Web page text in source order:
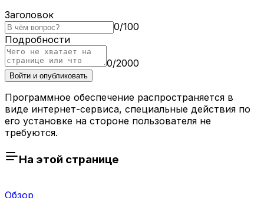
Заголовок
0/100
Подробности
0/2000
Войти и опубликовать
Программное обеспечение распространяется в
виде интернет-сервиса, специальные действия по
его установке на стороне пользователя не
требуются.
На этой странице
Обзор